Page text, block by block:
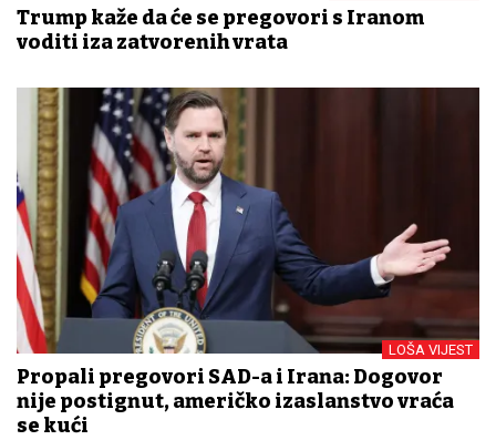
Trump kaže da će se pregovori s Iranom
voditi iza zatvorenih vrata
LOŠA VIJEST
Propali pregovori SAD-a i Irana: Dogovor
nije postignut, američko izaslanstvo vraća
se kući